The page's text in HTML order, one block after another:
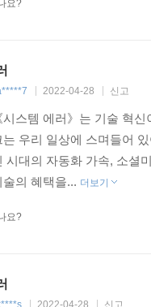
롭 라이히는 몇 년 전,
었다. 롭이 손을 들고 새
석한 기술자와 교수, 벤
상에서 가장 큰 권력을
손에 맡긴다면 우리 사
마음에 들지 않을 때는
요?
2022-04-28 신고
시스템 에러》는 기술 혁
는 우리 일상에 스며들어
시대의 자동화 가속, 소셜
술의 혜택을... 더보기
요?